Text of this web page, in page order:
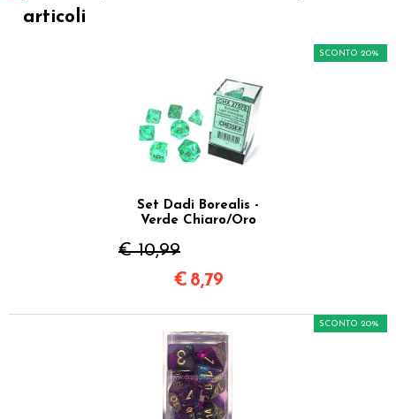
articoli
Set Dadi Borealis -
Verde Chiaro/Oro
€ 10,99
SCONTO 20%
€ 8,79
SCONTO 20%